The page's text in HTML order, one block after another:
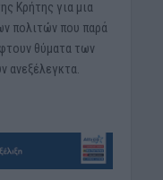
Κρήτης για μια
πολιτών που παρά
θύματα των
ανεξέλεγκτα.